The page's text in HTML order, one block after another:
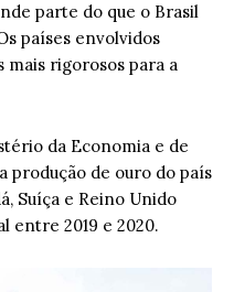
parte do que o Brasil
países envolvidos
rigorosos para a
da Economia e de
produção de ouro do país
Suíça e Reino Unido
entre 2019 e 2020.